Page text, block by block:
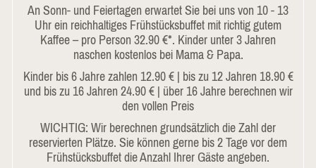
An Sonn- und Feiertagen erwartet Sie bei uns von 10 - 13
Uhr ein reichhaltiges Frühstücksbuffet mit richtig gutem
Kaffee – pro Person 32.90 €*. Kinder unter 3 Jahren
naschen kostenlos bei Mama & Papa.
Kinder bis 6 Jahre zahlen 12.90 € | bis zu 12 Jahren 18.90 €
und bis zu 16 Jahren 24.90 € | über 16 Jahre berechnen wir
den vollen Preis
WICHTIG: Wir berechnen grundsätzlich die Zahl der
reservierten Plätze. Sie können gerne bis 2 Tage vor dem
Frühstücksbuffet die Anzahl Ihrer Gäste angeben.